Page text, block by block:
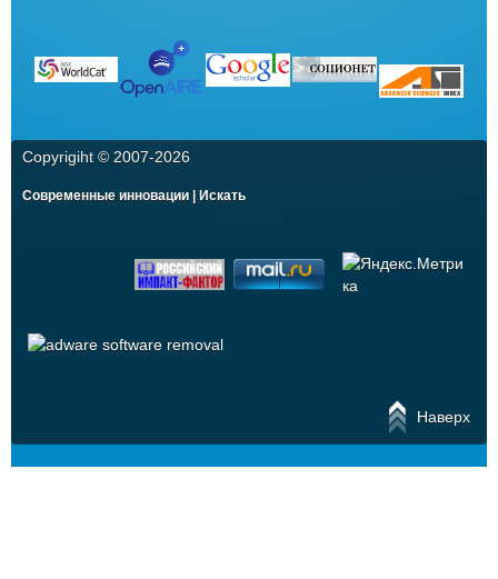
Copyrigiht © 2007-2026
Современные инновации | Искать
Наверх